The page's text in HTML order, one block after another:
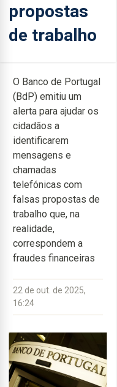
propostas
de trabalho
O Banco de Portugal
(BdP) emitiu um
alerta para ajudar os
cidadãos a
identificarem
mensagens e
chamadas
telefónicas com
falsas propostas de
trabalho que, na
realidade,
correspondem a
fraudes financeiras
22 de out. de 2025,
16:24